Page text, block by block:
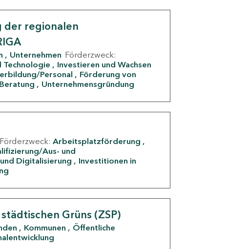
der regionalen
Unternehmen Förderzweck:
Technologie
Investieren und Wachsen
Personal
Förderung von
Unternehmensgründung
Förderzweck: Arbeitsplatzförderung
Aus- und
Digitalisierung
Investitionen in
Grüns (ZSP)
Kommunen
Öffentliche